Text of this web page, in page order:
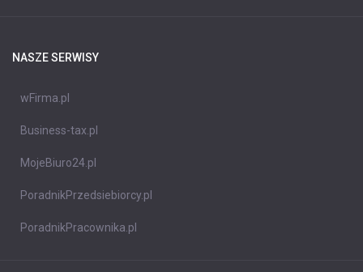
NASZE SERWISY
wFirma.pl
Business-tax.pl
MojeBiuro24.pl
PoradnikPrzedsiebiorcy.pl
PoradnikPracownika.pl